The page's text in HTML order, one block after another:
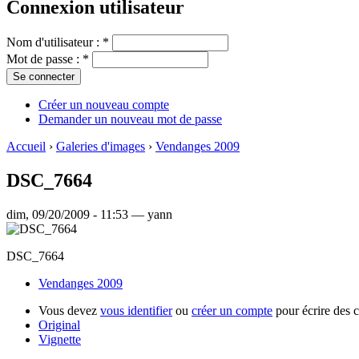
Connexion utilisateur
Nom d'utilisateur : *
Mot de passe : *
Créer un nouveau compte
Demander un nouveau mot de passe
Accueil › Galeries d'images › Vendanges 2009
DSC_7664
dim, 09/20/2009 - 11:53 — yann
DSC_7664
Vendanges 2009
Vous devez vous identifierou créer un compte pour écrire des
Original
Vignette